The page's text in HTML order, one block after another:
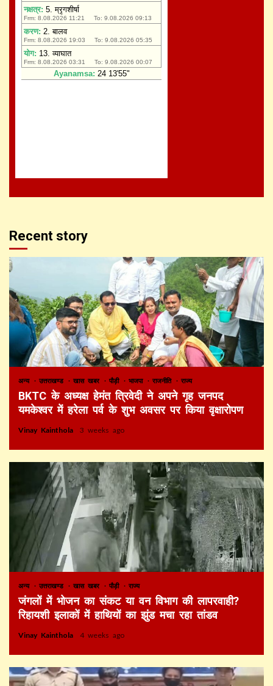
Recent story
अन्य उत्तराखण्ड खास खबर पौड़ी भाजपा राजनीति राज्य
BKTC के अध्यक्ष हेमंत त्रिवेदी ने अपने गृह जनपद
यमकेश्वर में हरेला पर्व के शुभ अवसर पर किया वृक्षारोपण
Vinay Kainthola 3 weeks ago
अन्य उत्तराखण्ड खास खबर पौड़ी राज्य
जंगलों में भोजन का संकट या वन विभाग की लापरवाही?
रिहायशी इलाकों में हाथियों का झुंड मचा रहा तांडव
Vinay Kainthola 4 weeks ago